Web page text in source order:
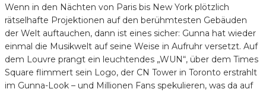
Wenn in den Nächten von Paris bis New York plötzlich
rätselhafte Projektionen auf den berühmtesten Gebäuden
der Welt auftauchen, dann ist eines sicher: Gunna hat wieder
einmal die Musikwelt auf seine Weise in Aufruhr versetzt. Auf
dem Louvre prangt ein leuchtendes „WUN“, über dem Times
Square flimmert sein Logo, der CN Tower in Toronto erstrahlt
im Gunna-Look – und Millionen Fans spekulieren, was da auf